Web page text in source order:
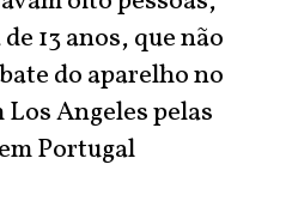
13 anos, que não
do aparelho no
Angeles pelas
Portugal